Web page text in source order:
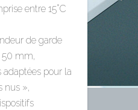
entre 15°C
de garde
50 mm,
adaptées pour la
nus »,